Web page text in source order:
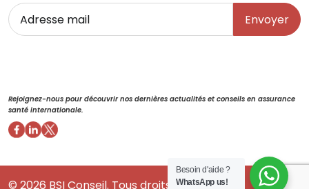
E-
mail
Rejoignez-nous pour découvrir nos dernières actualités et conseils en assurance
santé internationale.
© 2026 BSI Conseil. Tous droits réservés.
Besoin d'aide ?
WhatsApp us!